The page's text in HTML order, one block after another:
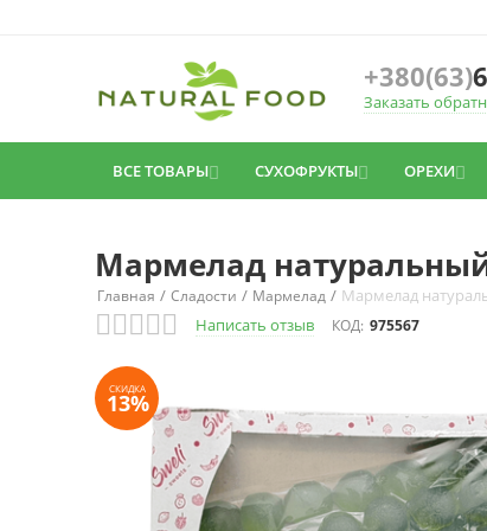
+380(63)
Заказать
ВСЕ ТОВАРЫ СУХОФРУКТЫ ОРЕХИ
Мармелад
Главная / Сладости / Мармелад / Мармелад
Написать отзыв
КОД: 975567
СКИДКА
13%